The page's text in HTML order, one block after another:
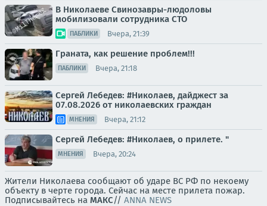
В Николаеве Свинозавры-людоловы
мобилизовали сотрудника СТО
ПАБЛИКИ Вчера, 21:39
Граната, как решение проблем!!!
ПАБЛИКИ Вчера, 21:18
Сергей Лебедев: #Николаев, дайджест за
07.08.2026 от николаевских граждан
МНЕНИЯ Вчера, 21:12
Сергей Лебедев: #Николаев, о прилете. "
МНЕНИЯ Вчера, 20:24
Жители Николаева сообщают об ударе ВС РФ по некоему
объекту в черте города. Сейчас на месте прилета пожар.
Подписывайтесь на МАКС// ANNA NEWS